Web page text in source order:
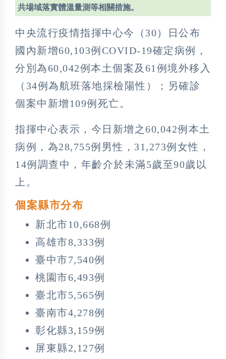
共場域落實體溫量測等相關措施。
中央流行疫情指揮中心今（30）日公布
國內新增60,103例COVID-19確定病例，
分別為60,042例本土個案及61例境外移入
（34例為航班落地採檢陽性）；另確診
個案中新增109例死亡。
指揮中心表示，今日新增之60,042例本土
病例，為28,755例男性，31,273例女性，
14例調查中，年齡介於未滿5歲至90歲以
上。
個案縣市分布
新北市10,668例
高雄市8,333例
臺中市7,540例
桃園市6,493例
臺北市5,565例
臺南市4,278例
彰化縣3,159例
屏東縣2,127例